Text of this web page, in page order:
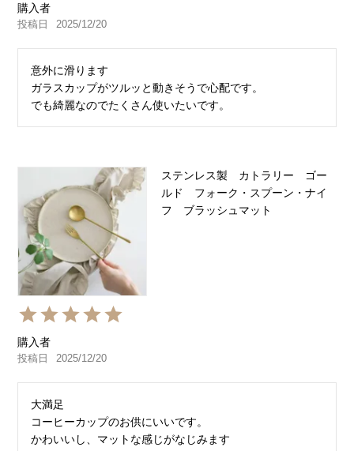
購入者
投稿日 2025/12/20
意外に滑ります
ガラスカップがツルッと動きそうで心配です。
でも綺麗なのでたくさん使いたいです。
ステンレス製 カトラリー ゴー
ルド フォーク・スプーン・ナイ
フ ブラッシュマット
購入者
投稿日 2025/12/20
大満足
コーヒーカップのお供にいいです。
かわいいし、マットな感じがなじみます